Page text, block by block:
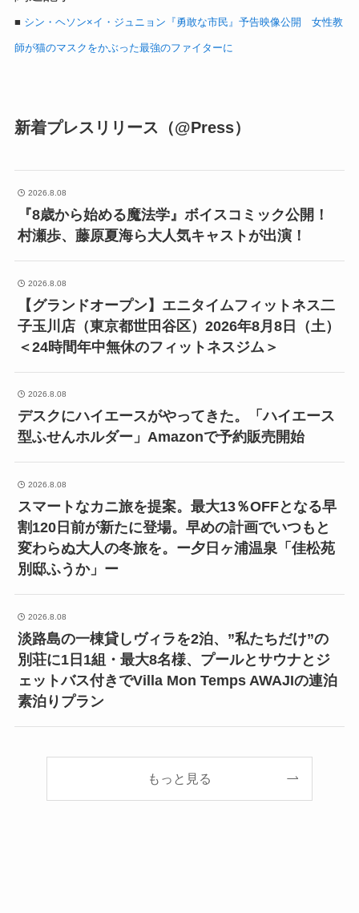
■ シン・ヘソン×イ・ジュニョン『勇敢な市民』予告映像公開 女性教
師が猫のマスクをかぶった最強のファイターに
新着プレスリリース（@Press）
2026.8.08
『8歳から始める魔法学』ボイスコミック公開！
村瀬歩、藤原夏海ら大人気キャストが出演！
2026.8.08
【グランドオープン】エニタイムフィットネス二
子玉川店（東京都世田谷区）2026年8月8日（土）
＜24時間年中無休のフィットネスジム＞
2026.8.08
デスクにハイエースがやってきた。「ハイエース
型ふせんホルダー」Amazonで予約販売開始
2026.8.08
スマートなカニ旅を提案。最大13％OFFとなる早
割120日前が新たに登場。早めの計画でいつもと
変わらぬ大人の冬旅を。ー夕日ヶ浦温泉「佳松苑
別邸ふうか」ー
2026.8.08
淡路島の一棟貸しヴィラを2泊、”私たちだけ”の
別荘に1日1組・最大8名様、プールとサウナとジ
ェットバス付きでVilla Mon Temps AWAJIの連泊
素泊りプラン
もっと見る